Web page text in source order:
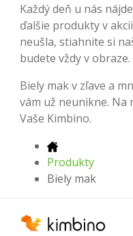
Každý deň u nás
ďalšie produkty v
neušla, stiahnite si
budete vždy v obraze.
Biely mak v zľave a
vám už neunikne. Na
Vaše Kimbino.
Produkty
Biely mak